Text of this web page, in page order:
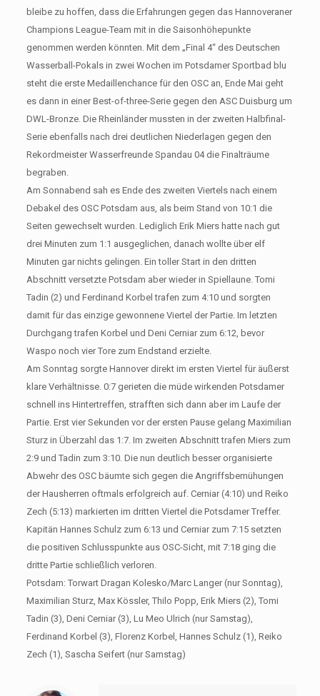
bleibe zu hoffen, dass die Erfahrungen gegen das Hannoveraner
Champions League-Team mit in die Saisonhöhepunkte
genommen werden könnten. Mit dem „Final 4“ des Deutschen
Wasserball-Pokals in zwei Wochen im Potsdamer Sportbad blu
steht die erste Medaillenchance für den OSC an, Ende Mai geht
es dann in einer Best-of-three-Serie gegen den ASC Duisburg um
DWL-Bronze. Die Rheinländer mussten in der zweiten Halbfinal-
Serie ebenfalls nach drei deutlichen Niederlagen gegen den
Rekordmeister Wasserfreunde Spandau 04 die Finalträume
begraben.
Am Sonnabend sah es Ende des zweiten Viertels nach einem
Debakel des OSC Potsdam aus, als beim Stand von 10:1 die
Seiten gewechselt wurden. Lediglich Erik Miers hatte nach gut
drei Minuten zum 1:1 ausgeglichen, danach wollte über elf
Minuten gar nichts gelingen. Ein toller Start in den dritten
Abschnitt versetzte Potsdam aber wieder in Spiellaune. Tomi
Tadin (2) und Ferdinand Korbel trafen zum 4:10 und sorgten
damit für das einzige gewonnene Viertel der Partie. Im letzten
Durchgang trafen Korbel und Deni Cerniar zum 6:12, bevor
Waspo noch vier Tore zum Endstand erzielte.
Am Sonntag sorgte Hannover direkt im ersten Viertel für äußerst
klare Verhältnisse. 0:7 gerieten die müde wirkenden Potsdamer
schnell ins Hintertreffen, strafften sich dann aber im Laufe der
Partie. Erst vier Sekunden vor der ersten Pause gelang Maximilian
Sturz in Überzahl das 1:7. Im zweiten Abschnitt trafen Miers zum
2:9 und Tadin zum 3:10. Die nun deutlich besser organisierte
Abwehr des OSC bäumte sich gegen die Angriffsbemühungen
der Hausherren oftmals erfolgreich auf. Cerniar (4:10) und Reiko
Zech (5:13) markierten im dritten Viertel die Potsdamer Treffer.
Kapitän Hannes Schulz zum 6:13 und Cerniar zum 7:15 setzten
die positiven Schlusspunkte aus OSC-Sicht, mit 7:18 ging die
dritte Partie schließlich verloren.
Potsdam: Torwart Dragan Kolesko/Marc Langer (nur Sonntag),
Maximilian Sturz, Max Kössler, Thilo Popp, Erik Miers (2), Tomi
Tadin (3), Deni Cerniar (3), Lu Meo Ulrich (nur Samstag),
Ferdinand Korbel (3), Florenz Korbel, Hannes Schulz (1), Reiko
Zech (1), Sascha Seifert (nur Samstag)